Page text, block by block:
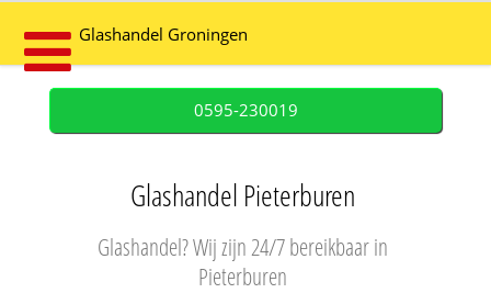
Glashandel Groningen
0595-230019
Glashandel Pieterburen
Glashandel? Wij zijn 24/7 bereikbaar in
Pieterburen